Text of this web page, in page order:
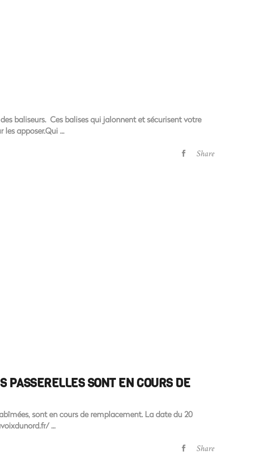
baliseurs. Ces balises qui jalonnent et sécurisent votre
les apposer.Qui
Share
PASSERELLES SONT EN COURS DE
sont en cours de remplacement. La date du 20
Share